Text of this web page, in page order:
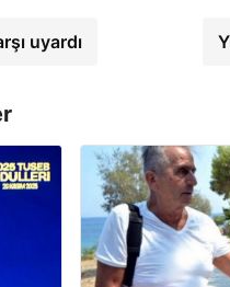
uyardı